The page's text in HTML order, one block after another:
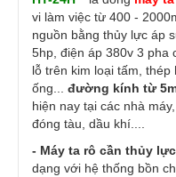
vi làm việc từ 400 -
nguồn bằng thủy lực áp
5hp, điện áp 380v 3 pha
lỗ trên kim loại tấm,
ống... đường kính từ
hiện nay tại các nhà
đóng tàu, dầu khí....
- Máy ta rô cần thủy
dạng với hệ thống bồn